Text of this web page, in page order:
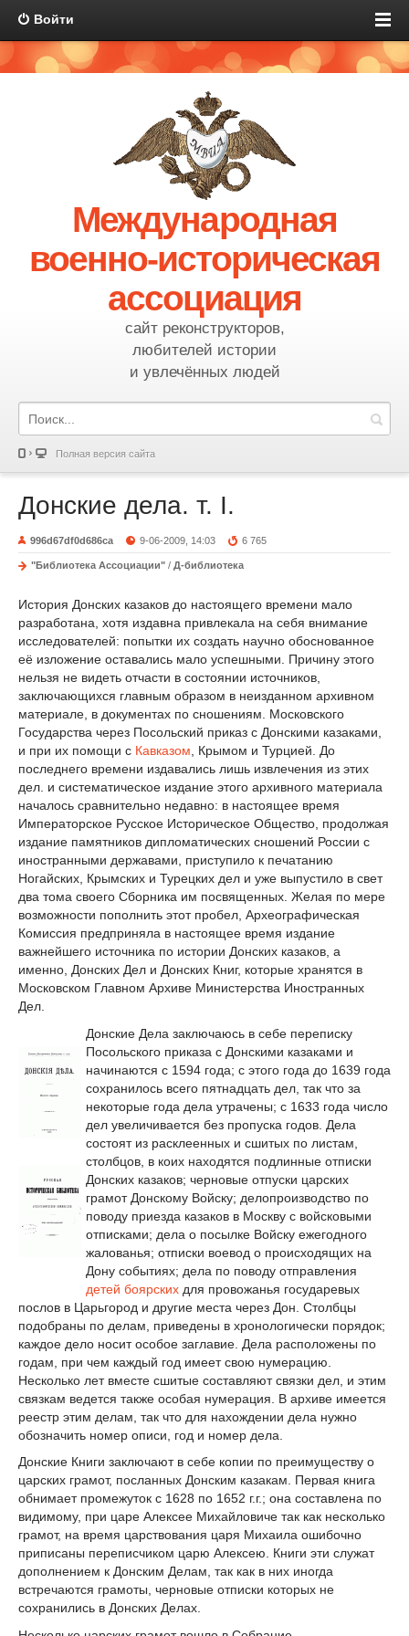
Войти
Международная
военно-историческая
ассоциация
сайт реконструкторов,
любителей истории
и увлечённых людей
Полная версия сайта
Донские дела. т. I.
996d67df0d686ca 9-06-2009, 14:03 6 765
"Библиотека Ассоциации" / Д-библиотека
История Донских казаков до настоящего времени мало
разработана, хотя издавна привлекала на себя внимание
исследователей: попытки их создать научно обоснованное
её изложение оставались мало успешными. Причину этого
нельзя не видеть отчасти в состоянии источников,
заключающихся главным образом в неизданном архивном
материале, в документах по сношениям. Московского
Государства через Посольский приказ с Донскими казаками,
и при их помощи с Кавказом , Крымом и Турцией. До
последнего времени издавались лишь извлечения из этих
дел. и систематическое издание этого архивного материала
началось сравнительно недавно: в настоящее время
Императорское Русское Историческое Общество, продолжая
издание памятников дипломатических сношений России с
иностранными державами, приступило к печатанию
Ногайских, Крымских и Турецких дел и уже выпустило в свет
два тома своего Сборника им посвященных. Желая по мере
возможности пополнить этот пробел, Археографическая
Комиссия предприняла в настоящее время издание
важнейшего источника по истории Донских казаков, а
именно, Донских Дел и Донских Книг, которые хранятся в
Московском Главном Архиве Министерства Иностранных
Дел.
Донские Дела заключаюсь в себе переписку
Посольского приказа с Донскими казаками и
начинаются с 1594 года; с этого года до 1639 года
сохранилось всего пятнадцать дел, так что за
некоторые года дела утрачены; с 1633 года число
дел увеличивается без пропуска годов. Дела
состоят из расклеенных и сшитых по листам,
столбцов, в коих находятся подлинные отписки
Донских казаков; черновые отпуски царских
грамот Донскому Войску; делопроизводство по
поводу приезда казаков в Москву с войсковыми
отписками; дела о посылке Войску ежегодного
жалованья; отписки воевод о происходящих на
Дону событиях; дела по поводу отправления
детей боярских для провожанья государевых
послов в Царьгород и другие места через Дон. Столбцы
подобраны по делам, приведены в хронологически порядок;
каждое дело носит особое заглавие. Дела расположены по
годам, при чем каждый год имеет свою нумерацию.
Несколько лет вместе сшитые составляют связки дел, и этим
связкам ведется также особая нумерация. В архиве имеется
реестр этим делам, так что для нахождении дела нужно
обозначить номер описи, год и номер дела.
Донские Книги заключают в себе копии по преимуществу о
царских грамот, посланных Донским казакам. Первая книга
обнимает промежуток с 1628 по 1652 г.г.; она составлена по
видимому, при царе Алексее Михайловиче так как несколько
грамот, на время царствования царя Михаила ошибочно
приписаны переписчиком царю Алексею. Книги эти служат
дополнением к Донским Делам, так как в них иногда
встречаются грамоты, черновые отписки которых не
сохранились в Донских Делах.